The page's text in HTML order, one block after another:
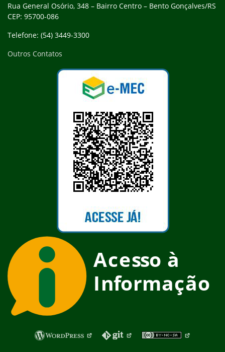
Rua General Osório, 348 – Bairro Centro – Bento Gonçalves/RS
CEP: 95700-086
Telefone: (54) 3449-3300
Outros Contatos